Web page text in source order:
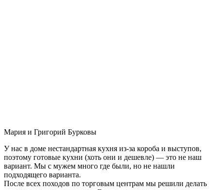
Мария и Григорий Бурковы
У нас в доме нестандартная кухня из-за короба и выступов,
поэтому готовые кухни (хоть они и дешевле) — это не наш
вариант. Мы с мужем много где были, но не нашли
подходящего варианта.
После всех походов по торговым центрам мы решили делать